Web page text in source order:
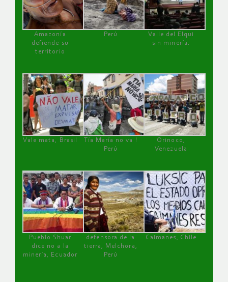
Amazonía
defiende su
territorio
Perú
Valle del Elqui
sin minería.
Vale mata, Brasil
Tía María no va !
Perú
Orinoco,
Venezuela
Pueblo Shuar
dice no a la
minería, Ecuador
defensora de la
tierra, Melchora,
Perú
Caimanes, Chile